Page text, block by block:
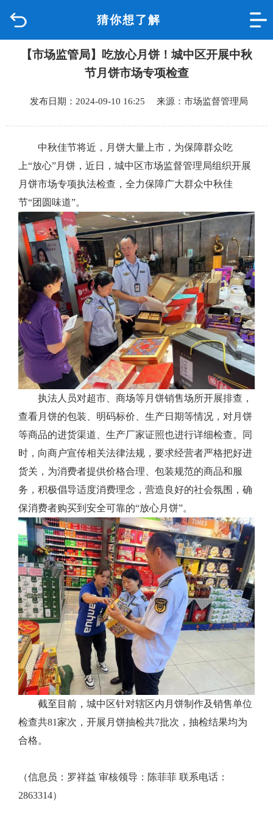
猜你想了解
品质城中
政府信息公开
互动回应
数据专题
【市场监管局】吃放心月饼！城中区开展中秋
节月饼市场专项检查
发布日期：2024-09-10 16:25 来源：市场监督管理局
中秋佳节将近，月饼大量上市，为保障群众吃
上“放心”月饼，近日，城中区市场监督管理局组织开展
月饼市场专项执法检查，全力保障广大群众中秋佳
节“团圆味道”。
执法人员对超市、商场等月饼销售场所开展排查，
查看月饼的包装、明码标价、生产日期等情况，对月饼
等商品的进货渠道、生产厂家证照也进行详细检查。同
时，向商户宣传相关法律法规，要求经营者严格把好进
货关，为消费者提供价格合理、包装规范的商品和服
务，积极倡导适度消费理念，营造良好的社会氛围，确
保消费者购买到安全可靠的“放心月饼”。
截至目前， 城中区针对辖区内月饼制作及销售单位
检查共81家次，开展月饼抽检共7批次，抽检结果均为
合格。
（信息员：罗祥益 审核领导：陈菲菲 联系电话：
2863314）